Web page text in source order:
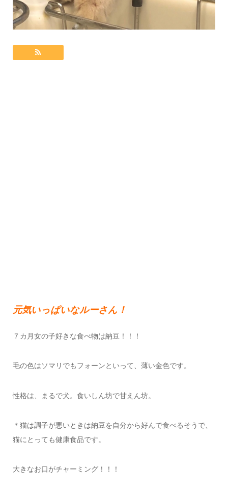
元気いっぱいなルーさん！
７カ月女の子好きな食べ物は納豆！！！
毛の色はソマリでもフォーンといって、薄い金色です。
性格は、まるで犬。食いしん坊で甘えん坊。
＊猫は調子が悪いときは納豆を自分から好んで食べるそうで、
猫にとっても健康食品です。
大きなお口がチャーミング！！！